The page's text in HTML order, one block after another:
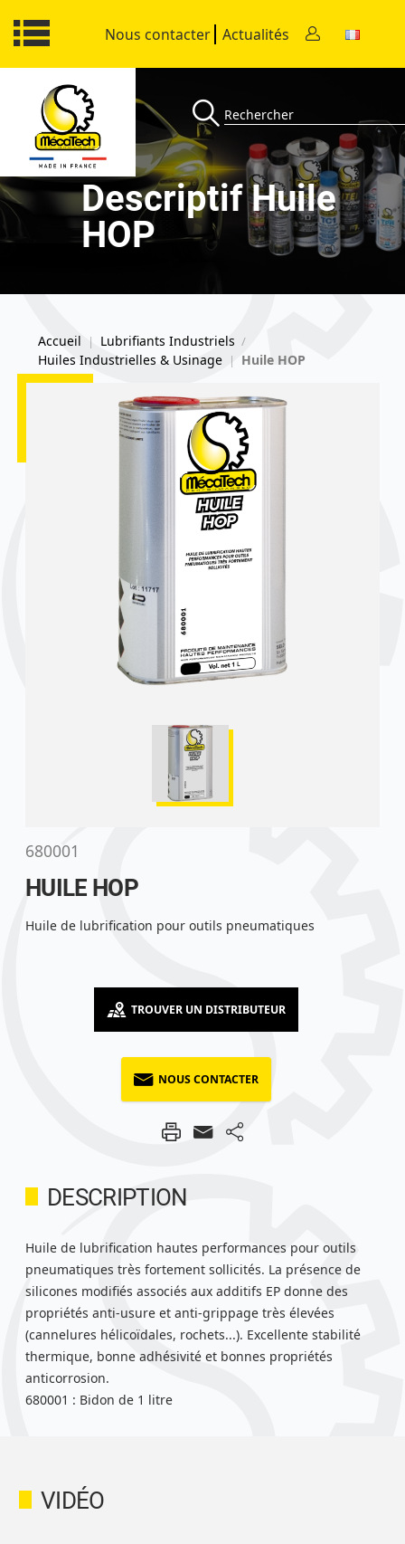
Nous contacter Actualités
Descriptif Huile
HOP
Accueil | Lubrifiants Industriels /
Huiles Industrielles & Usinage | Huile HOP
680001
HUILE HOP
Huile de lubrification pour outils pneumatiques
TROUVER UN DISTRIBUTEUR
NOUS CONTACTER
DESCRIPTION
Huile de lubrification hautes performances pour outils
pneumatiques très fortement sollicités. La présence de
silicones modifiés associés aux additifs EP donne des
propriétés anti-usure et anti-grippage très élevées
(cannelures hélicoïdales, rochets...). Excellente stabilité
thermique, bonne adhésivité et bonnes propriétés
anticorrosion.
680001 : Bidon de 1 litre
VIDÉO